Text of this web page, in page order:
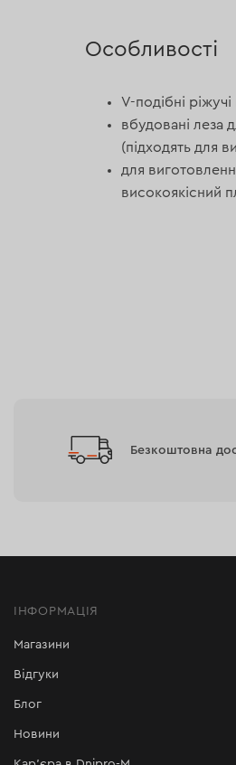
Особливості
V-подібні
вбудовані леза
(підходять для
для
високоякісний
Безкоштовна
ІНФОРМАЦІЯ
Магазини
Відгуки
Блог
Новини